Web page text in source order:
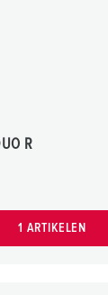
R
1 ARTIKELEN